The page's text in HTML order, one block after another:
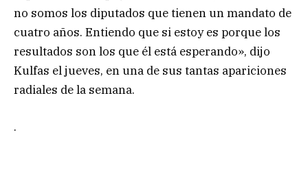
no somos los diputados que tienen un mandato de
cuatro años. Entiendo que si estoy es porque los
resultados son los que él está esperando», dijo
Kulfas el jueves, en una de sus tantas apariciones
radiales de la semana.
.